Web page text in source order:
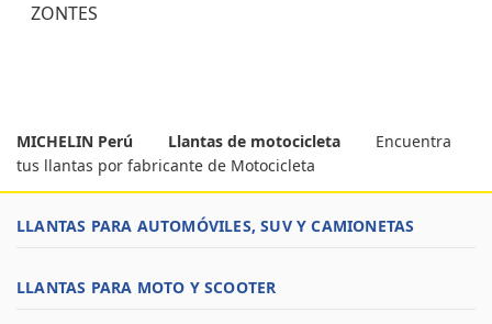
ZONTES
MICHELIN Perú Llantas de motocicleta
Encuentra
tus llantas por fabricante de Motocicleta
LLANTAS PARA AUTOMÓVILES, SUV Y CAMIONETAS
LLANTAS PARA MOTO Y SCOOTER